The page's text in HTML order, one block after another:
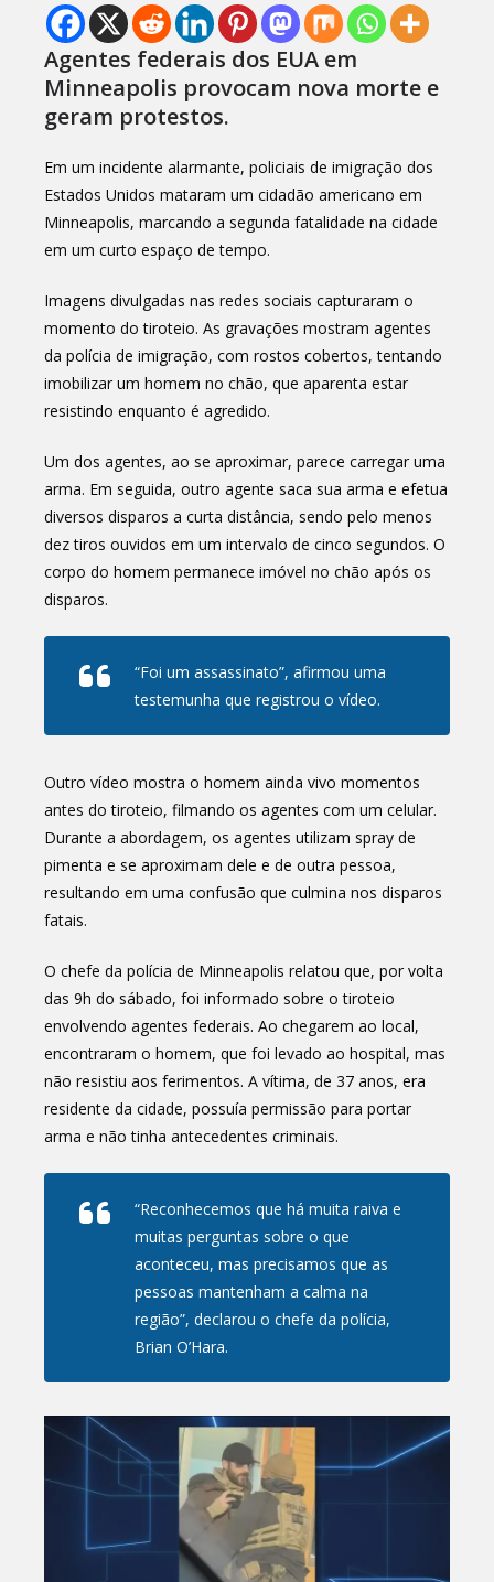
Agentes federais dos EUA em
Minneapolis provocam nova morte e
geram protestos.
Em um incidente alarmante, policiais de imigração dos
Estados Unidos mataram um cidadão americano em
Minneapolis, marcando a segunda fatalidade na cidade
em um curto espaço de tempo.
Imagens divulgadas nas redes sociais capturaram o
momento do tiroteio. As gravações mostram agentes
da polícia de imigração, com rostos cobertos, tentando
imobilizar um homem no chão, que aparenta estar
resistindo enquanto é agredido.
Um dos agentes, ao se aproximar, parece carregar uma
arma. Em seguida, outro agente saca sua arma e efetua
diversos disparos a curta distância, sendo pelo menos
dez tiros ouvidos em um intervalo de cinco segundos. O
corpo do homem permanece imóvel no chão após os
disparos.
“Foi um assassinato”, afirmou uma
testemunha que registrou o vídeo.
Outro vídeo mostra o homem ainda vivo momentos
antes do tiroteio, filmando os agentes com um celular.
Durante a abordagem, os agentes utilizam spray de
pimenta e se aproximam dele e de outra pessoa,
resultando em uma confusão que culmina nos disparos
fatais.
O chefe da polícia de Minneapolis relatou que, por volta
das 9h do sábado, foi informado sobre o tiroteio
envolvendo agentes federais. Ao chegarem ao local,
encontraram o homem, que foi levado ao hospital, mas
não resistiu aos ferimentos. A vítima, de 37 anos, era
residente da cidade, possuía permissão para portar
arma e não tinha antecedentes criminais.
“Reconhecemos que há muita raiva e
muitas perguntas sobre o que
aconteceu, mas precisamos que as
pessoas mantenham a calma na
região”, declarou o chefe da polícia,
Brian O’Hara.